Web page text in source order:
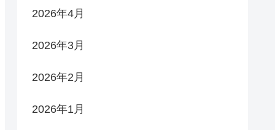
2026年4月
2026年3月
2026年2月
2026年1月